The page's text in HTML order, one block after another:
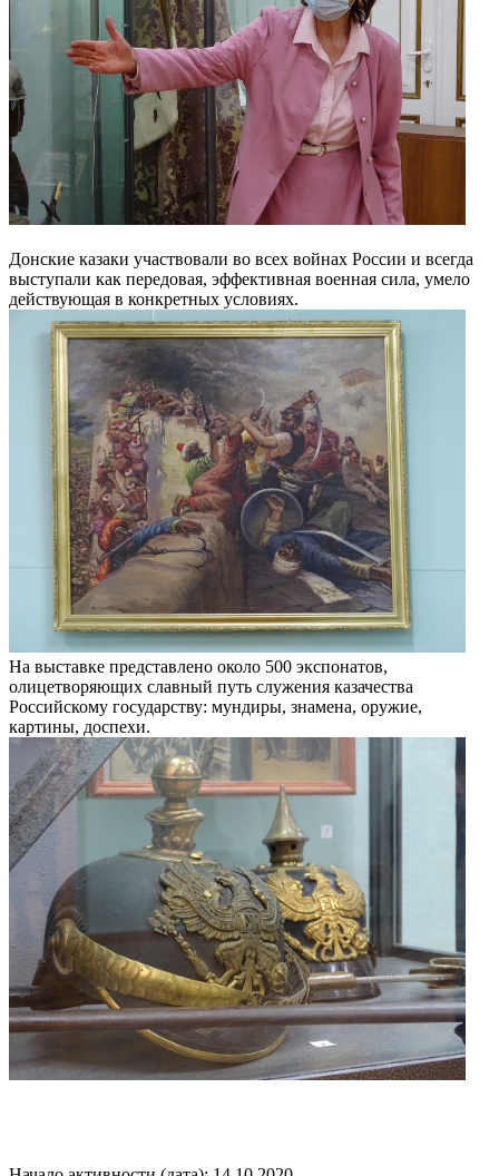
Донские казаки участвовали во всех войнах России и всегда
выступали как передовая, эффективная военная сила, умело
действующая в конкретных условиях.
На выставке представлено около 500 экспонатов,
олицетворяющих славный путь служения казачества
Российскому государству: мундиры, знамена, оружие,
картины, доспехи.